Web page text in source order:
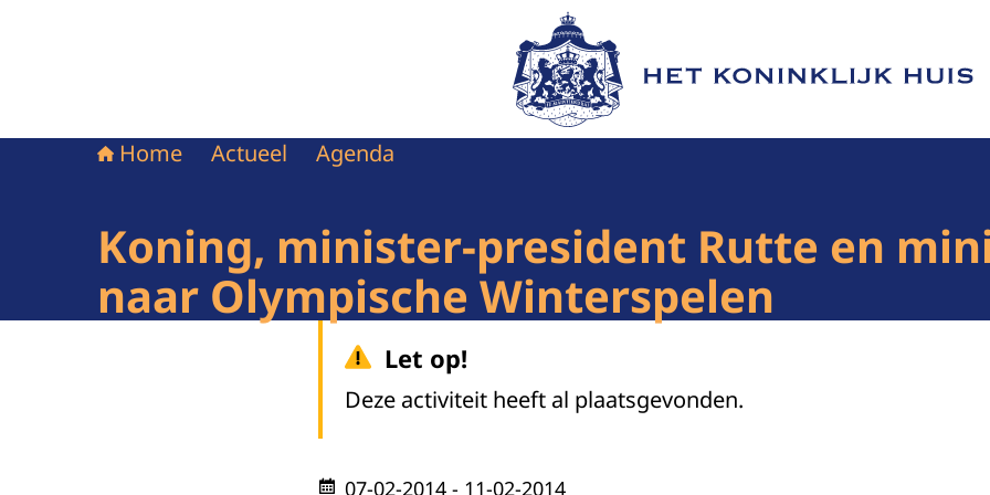
Naar de homepage van Het Koninklijk Huis
Home Actueel Agenda
Koning, minister-president Rutte en
naar Olympische Winterspelen
Let op!
Deze activiteit heeft al plaatsgevonden.
07-02-2014 - 11-02-2014